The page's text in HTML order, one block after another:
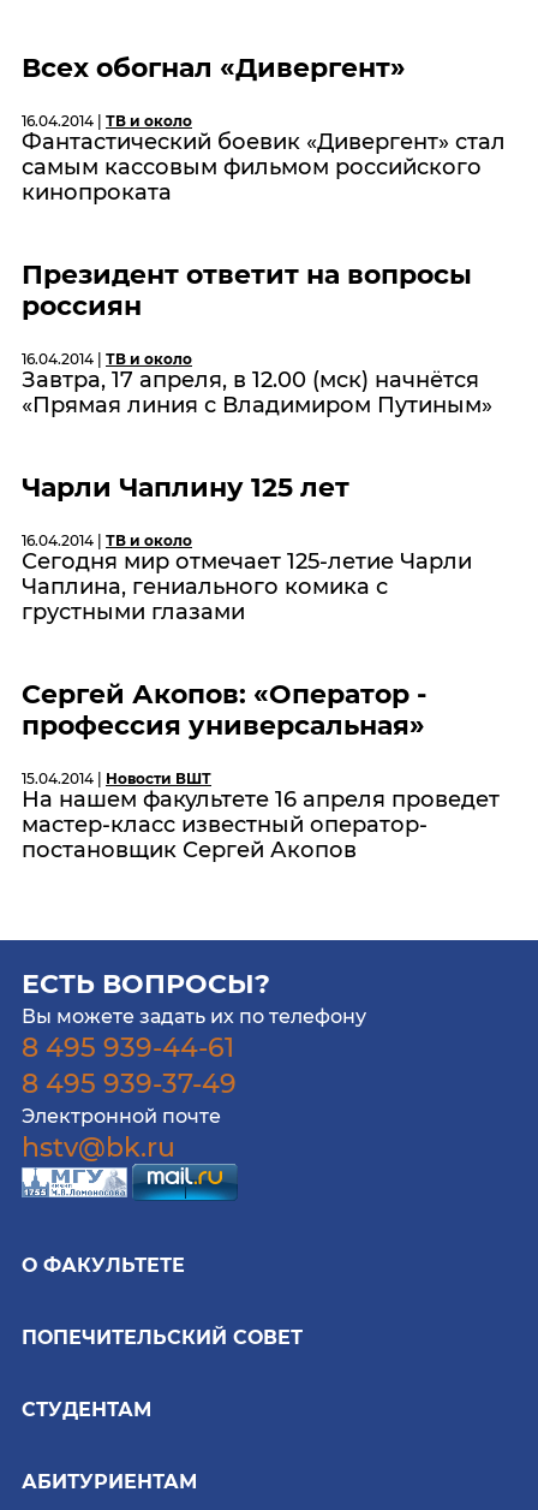
Всех обогнал «Дивергент»
16.04.2014 | ТВ и около
Фантастический боевик «Дивергент» стал
самым кассовым фильмом российского
кинопроката
Президент ответит на вопросы
россиян
16.04.2014 | ТВ и около
Завтра, 17 апреля, в 12.00 (мск) начнётся
«Прямая линия с Владимиром Путиным»
Чарли Чаплину 125 лет
16.04.2014 | ТВ и около
Сегодня мир отмечает 125-летие Чарли
Чаплина, гениального комика с
грустными глазами
Сергей Акопов: «Оператор -
профессия универсальная»
15.04.2014 | Новости ВШТ
На нашем факультете 16 апреля проведет
мастер-класс известный оператор-
постановщик Сергей Акопов
ЕСТЬ ВОПРОСЫ?
Вы можете задать их по телефону
8 495 939-44-61
8 495 939-37-49
Электронной почте
hstv@bk.ru
О ФАКУЛЬТЕТЕ
ПОПЕЧИТЕЛЬСКИЙ СОВЕТ
СТУДЕНТАМ
АБИТУРИЕНТАМ